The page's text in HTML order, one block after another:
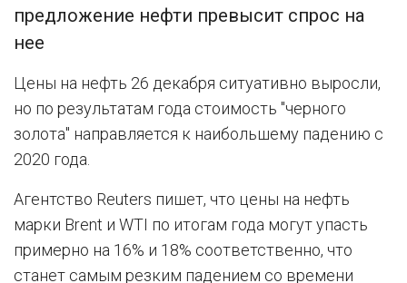
предложение нефти превысит спрос на
нее
Цены на нефть 26 декабря ситуативно выросли,
но по результатам года стоимость "черного
золота" направляется к наибольшему падению с
2020 года.
Агентство Reuters пишет, что цены на нефть
марки Brent и WTI по итогам года могут упасть
примерно на 16% и 18% соответственно, что
станет самым резким падением со времени